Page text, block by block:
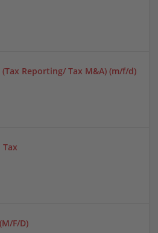
Reporting/ Tax M&A) (m/f/d)
Tax
F/D)